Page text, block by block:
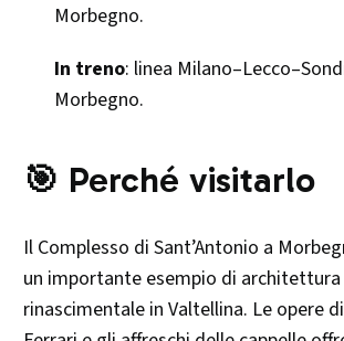
Morbegno.
In treno: linea
Morbegno.​
🎯 Perché visitarlo
Il Complesso di Sant’Antonio a
un importante esempio di
rinascimentale in Valtellina. Le opere